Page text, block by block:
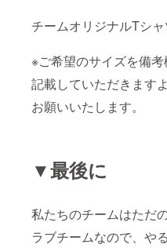
チームオリジナルTシ
※ご希望のサイズを備考
記載していただきます
お願いいたします。
▼最後に
私たちのチームはただ
ラブチームなので、や